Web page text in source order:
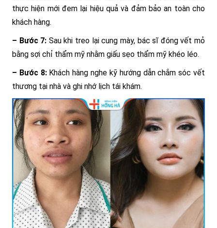
thực hiện mới đem lại hiệu quả và đảm bảo an toàn cho
khách hàng.
– Bước 7: Sau khi treo lại cung mày, bác sĩ đóng vết mỏ
bằng sợi chỉ thẩm mỹ nhằm giấu sẹo thẩm mỹ khéo léo.
– Bước 8:Khách hàng nghe kỹ hướng dẫn chắm sóc vết
thương tại nhà và ghi nhớ lịch tái khám.